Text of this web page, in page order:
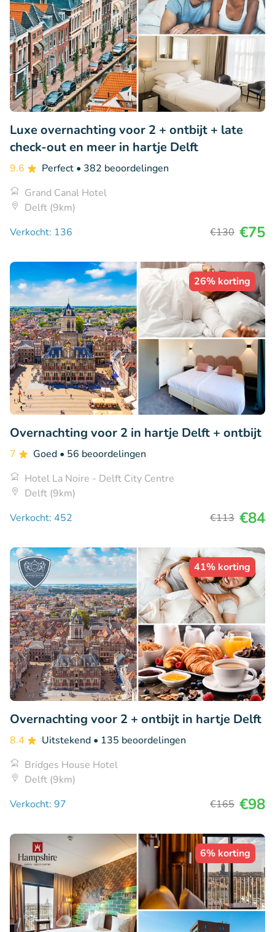
Luxe overnachting voor 2 + ontbijt + late
check-out en meer in hartje Delft
9.6 Perfect • 382 beoordelingen
Grand Canal Hotel
Delft (9km)
Verkocht: 136
€130 €75
26% korting
Overnachting voor 2 in hartje Delft + ontbijt
7 Goed • 56 beoordelingen
Hotel La Noire - Delft City Centre
Delft (9km)
Verkocht: 452
€113 €84
41% korting
Overnachting voor 2 + ontbijt in hartje Delft
8.4 Uitstekend • 135 beoordelingen
Bridges House Hotel
Delft (9km)
Verkocht: 97
€165 €98
6% korting